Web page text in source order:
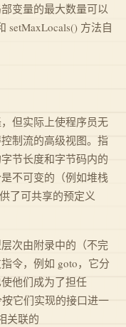
变量的最大数量可以
setMaxLocals() 方法自
但实际上使程序员无
制流的高级视图。指
节长度和字节码内的
不可变的（例如堆栈
了可共享的预定义
次由附录中的（不完
令，例如 goto，它分
他们成为了担任
它们实现的接口进一
关联的